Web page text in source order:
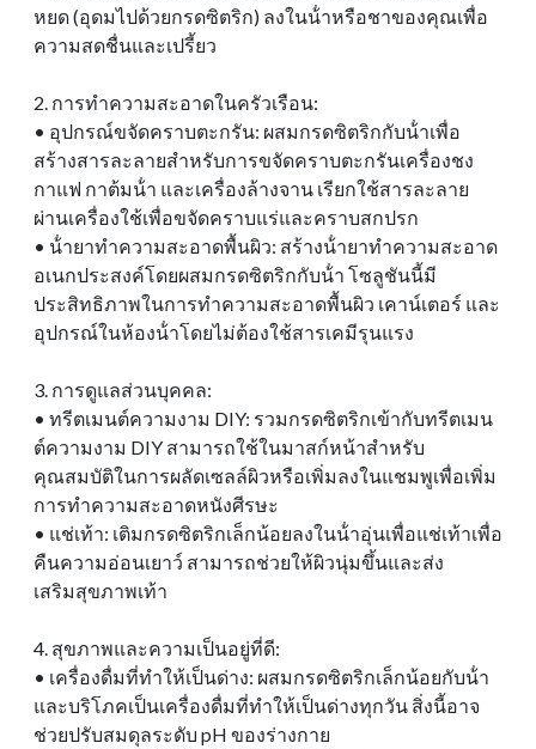
หยด (อุดมไปด้วยกรดซิตริก) ลงในน้ําหรือชาของคุณเพื่อ
ความสดชื่นและเปรี้ยว
2. การทําความสะอาดในครัวเรือน:
• อุปกรณ์ขจัดคราบตะกรัน: ผสมกรดซิตริกกับน้ําเพื่อ
สร้างสารละลายสําหรับการขจัดคราบตะกรันเครื่องชง
กาแฟ กาต้มน้ํา และเครื่องล้างจาน เรียกใช้สารละลาย
ผ่านเครื่องใช้เพื่อขจัดคราบแร่และคราบสกปรก
• น้ํายาทําความสะอาดพื้นผิว: สร้างน้ํายาทําความสะอาด
อเนกประสงค์โดยผสมกรดซิตริกกับน้ํา โซลูชันนี้มี
ประสิทธิภาพในการทําความสะอาดพื้นผิว เคาน์เตอร์ และ
อุปกรณ์ในห้องน้ําโดยไม่ต้องใช้สารเคมีรุนแรง
3. การดูแลส่วนบุคคล:
• ทรีตเมนต์ความงาม DIY: รวมกรดซิตริกเข้ากับทรีตเมน
ต์ความงาม DIY สามารถใช้ในมาสก์หน้าสําหรับ
คุณสมบัติในการผลัดเซลล์ผิวหรือเพิ่มลงในแชมพูเพื่อเพิ่ม
การทําความสะอาดหนังศีรษะ
• แช่เท้า: เติมกรดซิตริกเล็กน้อยลงในน้ําอุ่นเพื่อแช่เท้าเพื่อ
คืนความอ่อนเยาว์ สามารถช่วยให้ผิวนุ่มขึ้นและส่ง
เสริมสุขภาพเท้า
4. สุขภาพและความเป็นอยู่ที่ดี:
• เครื่องดื่มที่ทําให้เป็นด่าง: ผสมกรดซิตริกเล็กน้อยกับน้ํา
และบริโภคเป็นเครื่องดื่มที่ทําให้เป็นด่างทุกวัน สิ่งนี้อาจ
ช่วยปรับสมดุลระดับ pH ของร่างกาย